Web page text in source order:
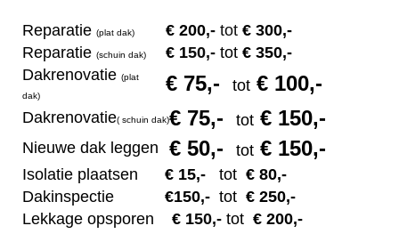
Reparatie (plat dak) € 200,- tot € 300,-
Reparatie (schuin dak) € 150,- tot € 350,-
Dakrenovatie (plat
dak)
€ 75,- tot € 100,-
Dakrenovatie( schuin dak)€ 75,- tot € 150,-
Nieuwe dak leggen € 50,- tot € 150,-
Isolatie plaatsen € 15,- tot € 80,-
Dakinspectie
€150,- tot € 250,-
Lekkage opsporen € 150,- tot € 200,-